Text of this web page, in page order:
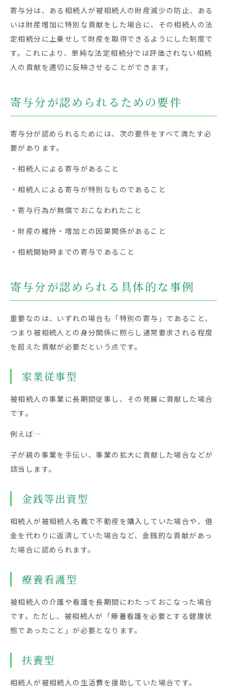
寄与分は、ある相続人が被相続人の財産減少の防止、ある
いは財産増加に特別な貢献をした場合に、その相続人の法
定相続分に上乗せして財産を取得できるようにした制度で
す。これにより、単純な法定相続分では評価されない相続
人の貢献を適切に反映させることができます。
寄与分が認められるための要件
寄与分が認められるためには、次の要件をすべて満たす必
要があります。
・相続人による寄与があること
・相続人による寄与が特別なものであること
・寄与行為が無償でおこなわれたこと
・財産の維持・増加との因果関係があること
・相続開始時までの寄与であること
寄与分が認められる具体的な事例
重要なのは、いずれの場合も「特別の寄与」であること、
つまり被相続人との身分関係に照らし通常要求される程度
を超えた貢献が必要だという点です。
家業従事型
被相続人の事業に長期間従事し、その発展に貢献した場合
です。
例えば…
子が親の事業を手伝い、事業の拡大に貢献した場合などが
該当します。
金銭等出資型
相続人が被相続人名義で不動産を購入していた場合や、借
金を代わりに返済していた場合など、金銭的な貢献があっ
た場合に認められます。
療養看護型
被相続人の介護や看護を長期間にわたっておこなった場合
です。ただし、被相続人が「療養看護を必要とする健康状
態であったこと」が必要となります。
扶養型
相続人が被相続人の生活費を援助していた場合です。